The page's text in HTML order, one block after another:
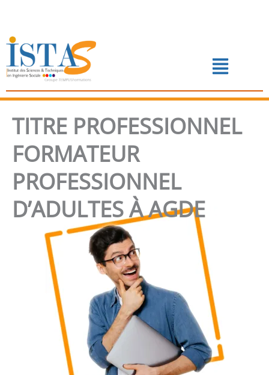
contenu
Menu
📅 PRENDRE RENDEZ-VOUS
TITRE PROFESSIONNEL
FORMATEUR
PROFESSIONNEL
D’ADULTES À AGDE